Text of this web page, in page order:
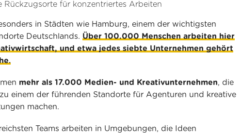
Rückzugsorte für konzentriertes Arbeiten
in Städten wie Hamburg, einem der wichtigsten
Deutschlands. Über 100.000 Menschen arbeiten hier
und etwa jedes siebte Unternehmen gehört
.
mehr als 17.000 Medien- und Kreativunternehmen, die
einem der führenden Standorte für Agenturen und kreative
machen.
Teams arbeiten in Umgebungen, die Ideen